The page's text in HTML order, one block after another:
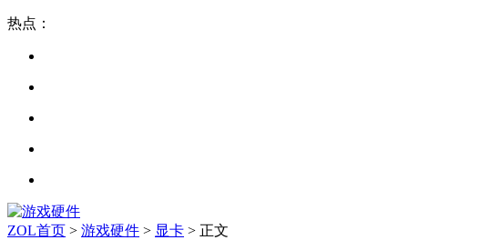
热点：
ZOL首页 > 游戏硬件 > 显卡 > 正文